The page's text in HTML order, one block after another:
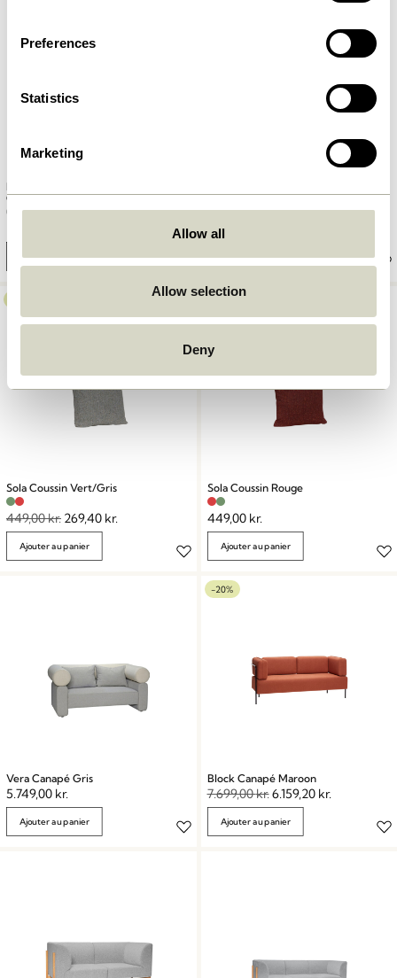
Preferences
Statistics
Marketing
Allow all
Allow selection
Deny
Ecto Chaises de salle à manger
Gris
Ajouter au panier Ajouter au panier
Sola Coussin Vert/Gris
449,00kr. 269,40 kr.
Ajouter au panier
Sola Coussin Rouge
449,00 kr.
Ajouter au panier
Vera Canapé Gris
5.749,00 kr.
Ajouter au panier
-20%
Block Canapé Maroon
7.699,00kr.6.159,20 kr.
Ajouter au panier